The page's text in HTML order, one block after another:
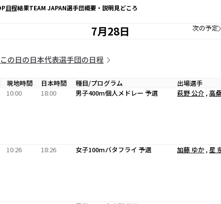
日程結果TEAM JAPAN選手団概要・説明見どころ
7月28日 次の予定
この日の日本代表選手団の日程
現地時間 日本時間 種目/プログラム
出場選手
10:00
18:00 男子400m個人メドレー 予選 萩野 公介 , 高
10:26 18:26 女子100mバタフライ 予選 加藤 ゆか , 星